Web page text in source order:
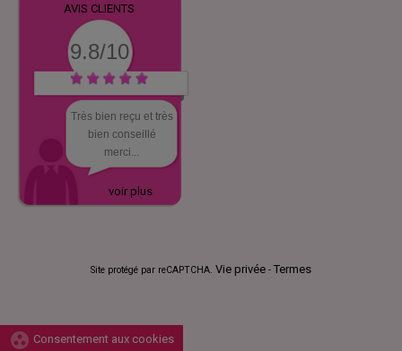
AVIS CLIENTS
9.8/10
Très bien reçu et très
bien conseillé
merci...
voir plus
Site protégé par reCAPTCHA. Vie privée - Termes
group_work Consentement aux cookies